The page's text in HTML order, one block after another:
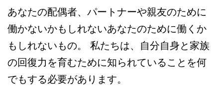
あなたの配偶者、パートナーや親友のために
働かないかもしれないあなたのために働くか
もしれないもの。 私たちは、自分自身と家族
の回復力を育むために知られていることを何
でもする必要があります。